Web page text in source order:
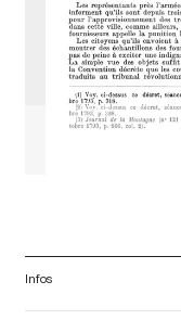
Infos